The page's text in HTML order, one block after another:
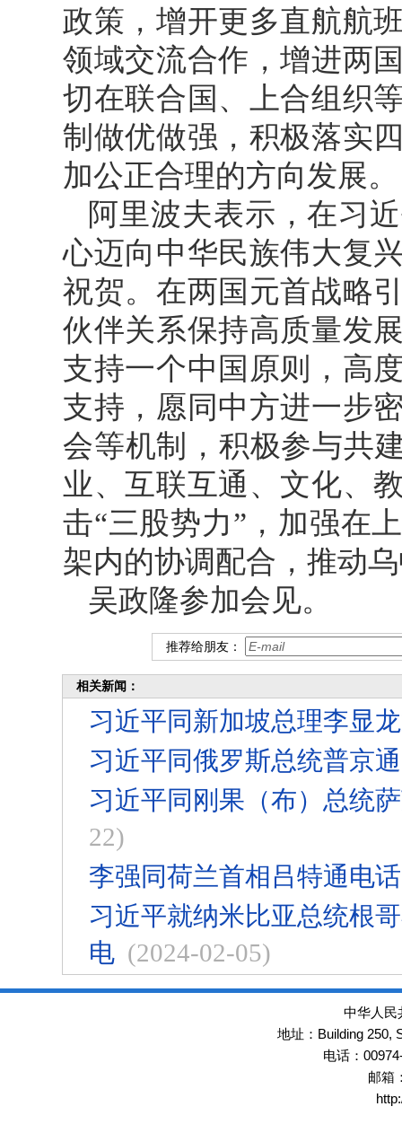
政策，增开更多直航航
领域交流合作，增进两
切在联合国、上合组织
制做优做强，积极落实
加公正合理的方向发展。
阿里波夫表示，在习
心迈向中华民族伟大复
祝贺。在两国元首战略
伙伴关系保持高质量发
支持一个中国原则，高
支持，愿同中方进一步
会等机制，积极参与共
业、互联互通、文化、
击“三股势力”，加强在
架内的协调配合，推动
吴政隆参加会见。
推荐给朋友：
相关新闻：
习近平同新加坡总理李显
习近平同俄罗斯总统普京
习近平同刚果（布）总统
22)
李强同荷兰首相吕特通电话
习近平就纳米比亚总统根
电 (2024-02-05)
中华人民
地址： Building 250,
电话：
邮箱